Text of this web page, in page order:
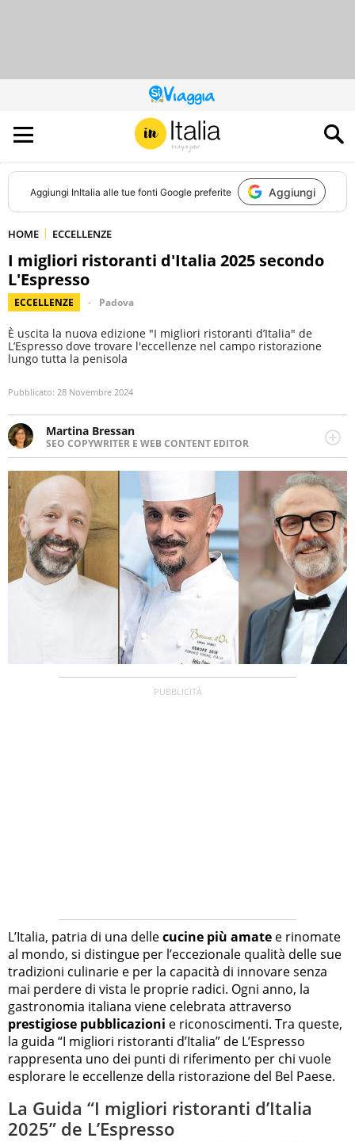
QUESTO
SITO
CONTRIBUISCE
ALL’AUDIENCE
DI
Aggiungi InItalia alle tue fonti Google preferite Aggiungi
HOME ECCELLENZE
I migliori ristoranti d'Italia 2025 secondo
L'Espresso
ECCELLENZE Padova
È uscita la nuova edizione "I migliori ristoranti d’Italia" de
L’Espresso dove trovare l'eccellenze nel campo ristorazione
lungo tutta la penisola
Pubblicato: 28 Novembre 2024
Martina Bressan
SEO COPYWRITER E WEB CONTENT EDITOR
Appassionata di viaggi, di trail running e di yoga, ama
scoprire nuovi posti e nuove culture. Curiosa,
determinata e intraprendente adora leggere ma
soprattutto scrivere.
L’Italia, patria di una dellecucine più amate e rinomate
al mondo, si distingue per l’eccezionale qualità delle sue
tradizioni culinarie e per la capacità di innovare senza
mai perdere di vista le proprie radici. Ogni anno, la
gastronomia italiana viene celebrata attraverso
prestigiose pubblicazioni e riconoscimenti. Tra queste,
la guida “I migliori ristoranti d’Italia” de L’Espresso
rappresenta uno dei punti di riferimento per chi vuole
esplorare le eccellenze della ristorazione del Bel Paese.
La Guida “I migliori ristoranti d’Italia
2025” de L’Espresso